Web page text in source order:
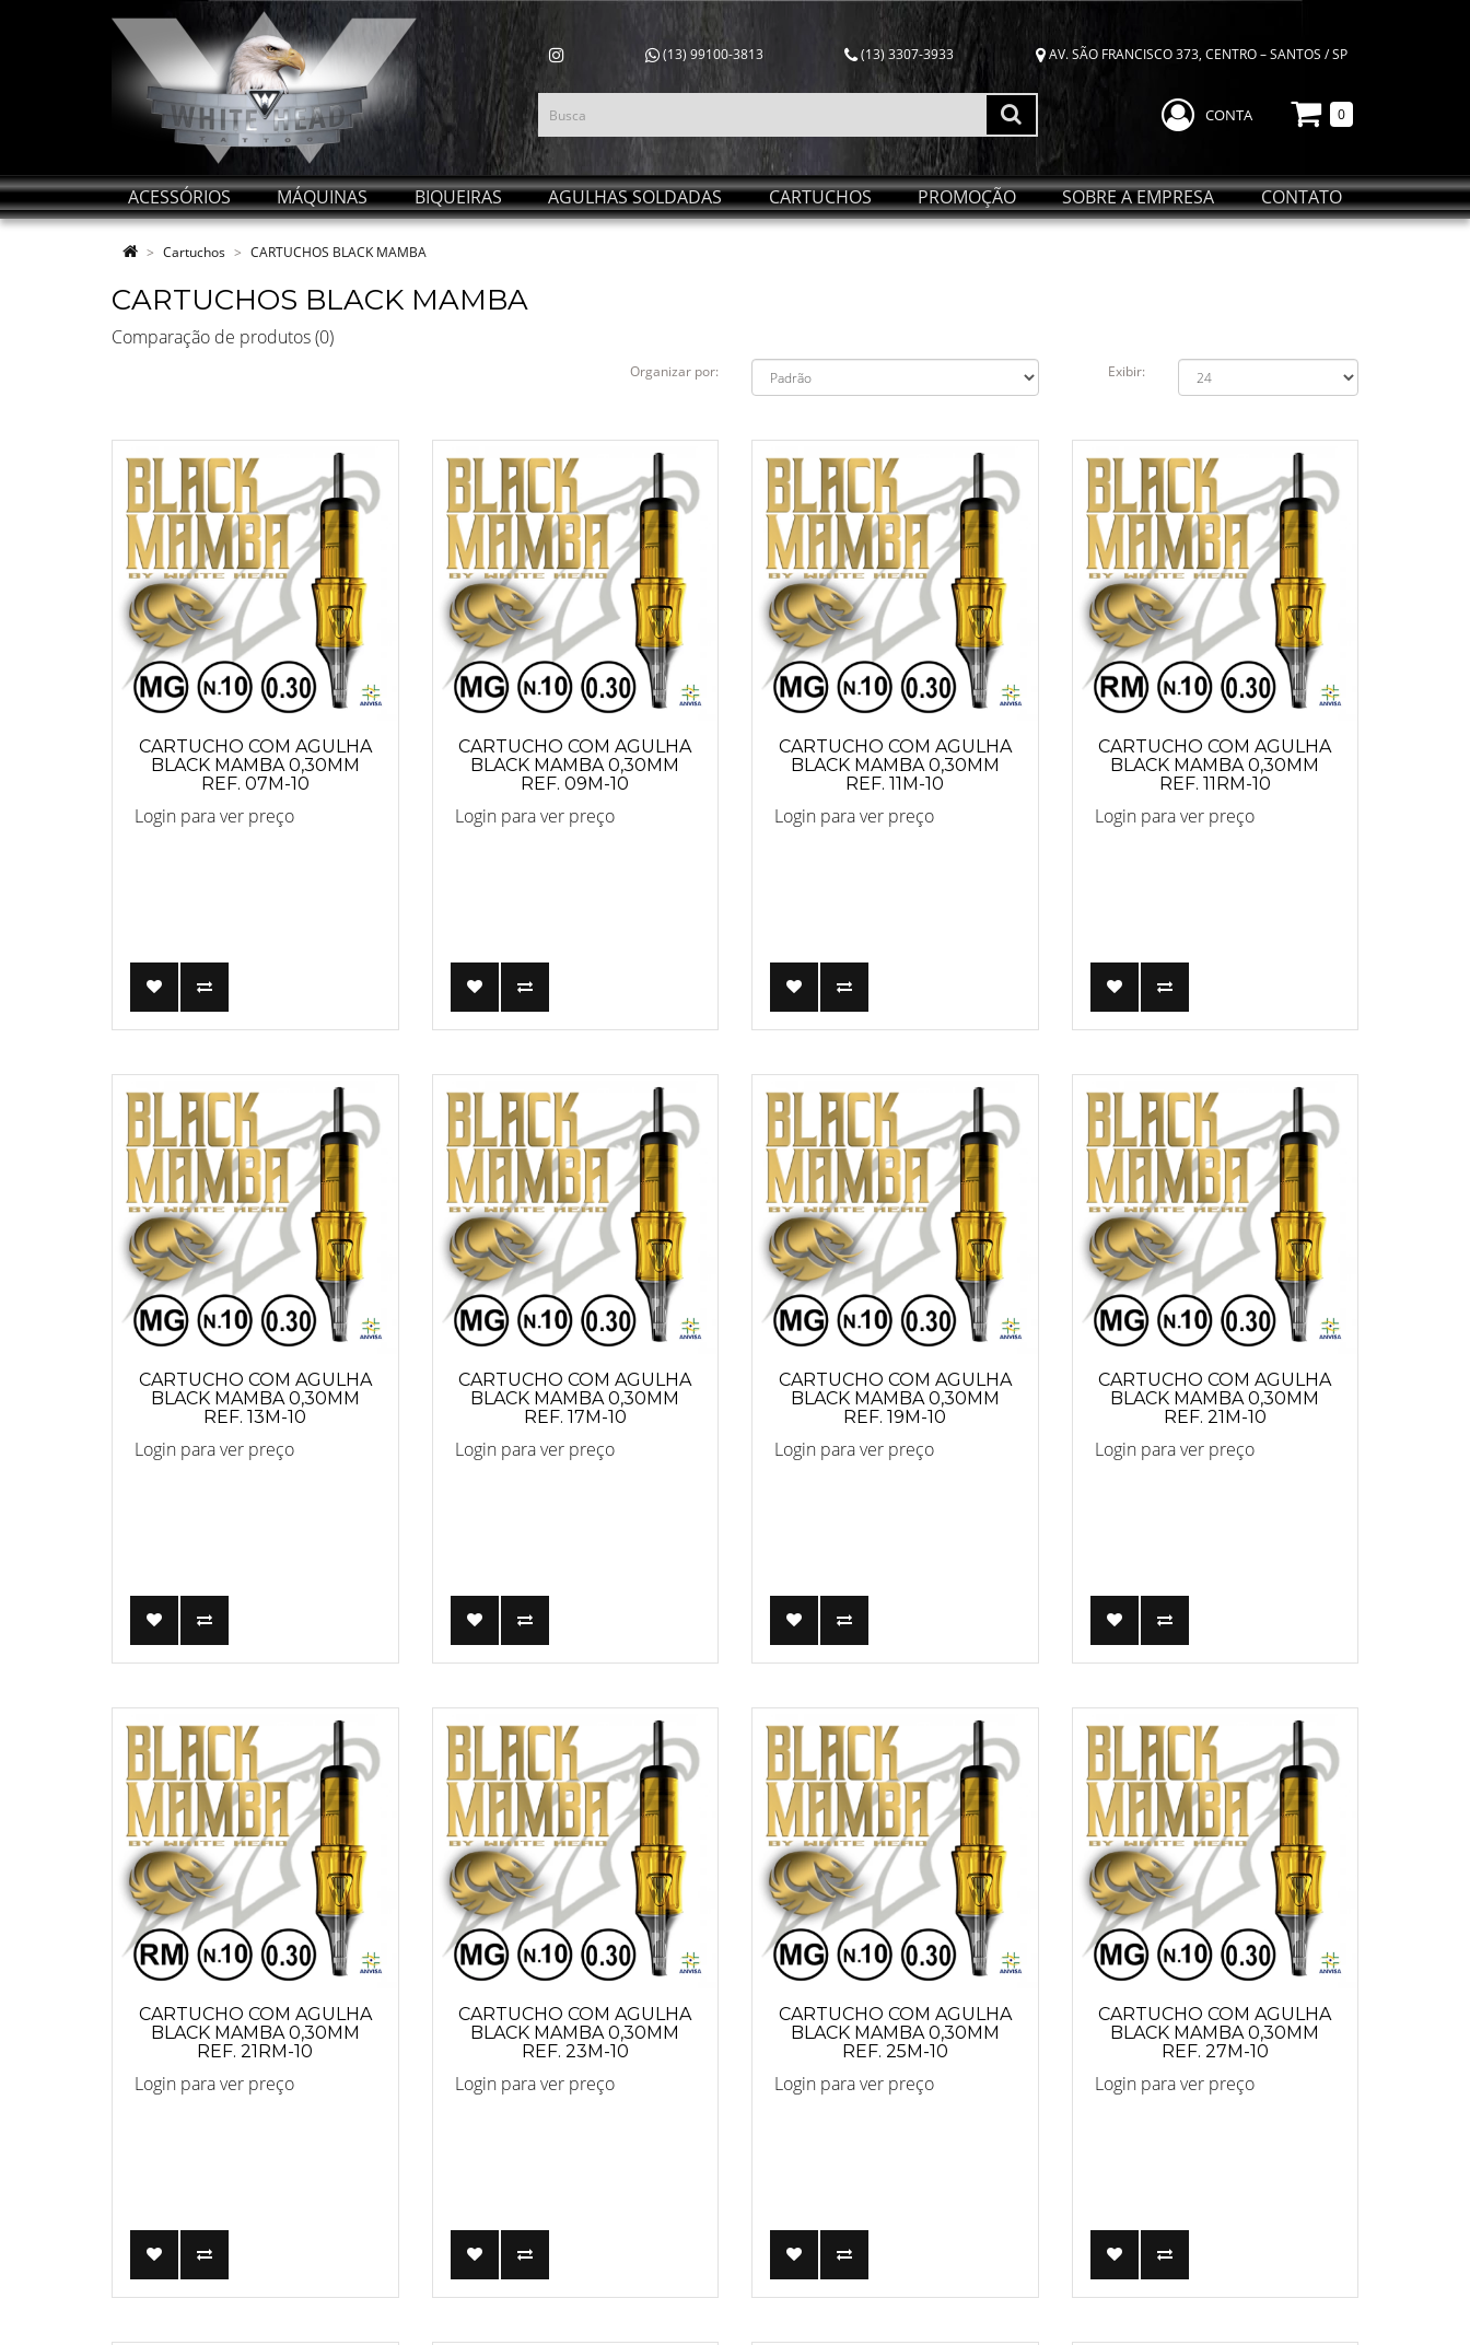
(13) 99100-3813 (13) 3307-3933 AV. SÃO FRANCISCO 373, CENTRO – SANTOS / SP
CONTA 0
ACESSÓRIOS MÁQUINAS BIQUEIRAS AGULHAS SOLDADAS CARTUCHOS PROMOÇÃO SOBRE A EMPRESA CONTATO
Cartuchos CARTUCHOS BLACK MAMBA
CARTUCHOS BLACK MAMBA
Comparação de produtos (0)
Organizar por: Exibir:
CARTUCHO COM AGULHA
BLACK MAMBA 0,30MM
REF. 07M-10
Login para ver preço
CARTUCHO COM AGULHA
BLACK MAMBA 0,30MM
REF. 09M-10
Login para ver preço
CARTUCHO COM AGULHA
BLACK MAMBA 0,30MM
REF. 11M-10
Login para ver preço
CARTUCHO COM AGULHA
BLACK MAMBA 0,30MM
REF. 11RM-10
Login para ver preço
CARTUCHO COM AGULHA
BLACK MAMBA 0,30MM
REF. 13M-10
Login para ver preço
CARTUCHO COM AGULHA
BLACK MAMBA 0,30MM
REF. 17M-10
Login para ver preço
CARTUCHO COM AGULHA
BLACK MAMBA 0,30MM
REF. 19M-10
Login para ver preço
CARTUCHO COM AGULHA
BLACK MAMBA 0,30MM
REF. 21M-10
Login para ver preço
CARTUCHO COM AGULHA
BLACK MAMBA 0,30MM
REF. 21RM-10
Login para ver preço
CARTUCHO COM AGULHA
BLACK MAMBA 0,30MM
REF. 23M-10
Login para ver preço
CARTUCHO COM AGULHA
BLACK MAMBA 0,30MM
REF. 25M-10
Login para ver preço
CARTUCHO COM AGULHA
BLACK MAMBA 0,30MM
REF. 27M-10
Login para ver preço